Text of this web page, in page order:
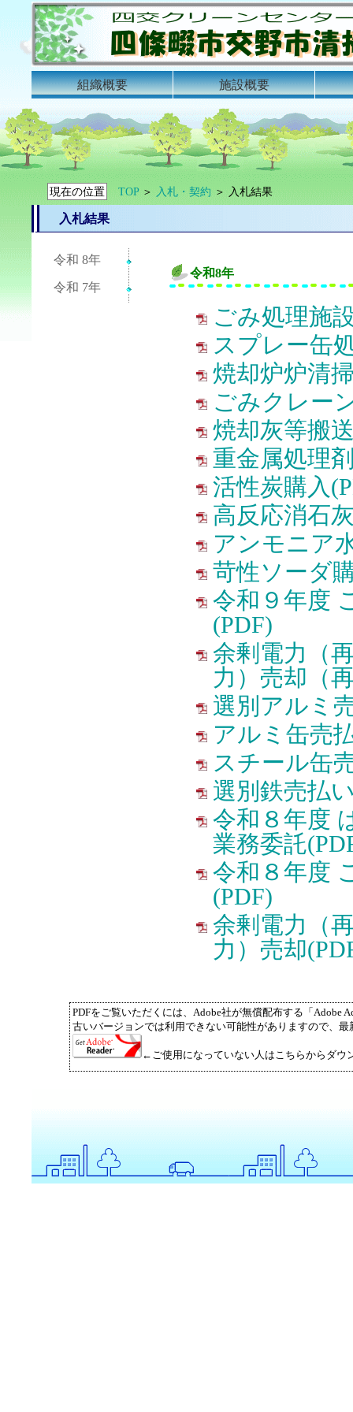
組織概要 施設概要
現在の位置 TOP＞ 入札・契約 ＞ 入札結果
入札結果
令和8年
ごみ処理施
スプレー缶
焼却炉炉清
ごみクレー
焼却灰等搬
重金属処理
活性炭購入
高反応消石
アンモニア
苛性ソーダ
令和９年度
(PDF)
余剰電力（
力）売却（
選別アルミ
アルミ缶売
スチール缶
選別鉄売払
令和８年度
業務委託
令和８年度
(PDF)
余剰電力（
力）売却